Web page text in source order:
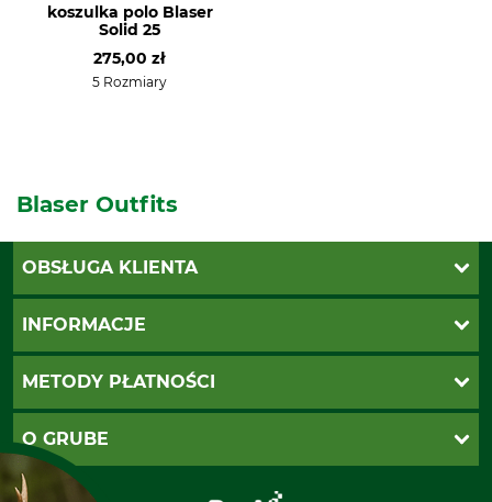
koszulka polo Blaser
Solid 25
275,00 zł
5 Rozmiary
Blaser Outfits
OBSŁUGA KLIENTA
Katalogi Grube
Ustawienia plików cookie
INFORMACJE
Koszty dostawy
Regulamin sklepu
Klauzula RODO
METODY PŁATNOŚCI
PayU
Za pobraniem (z dopłatą)
Polecenie zapłaty SEPA
O GRUBE
Sklep stacjonarny